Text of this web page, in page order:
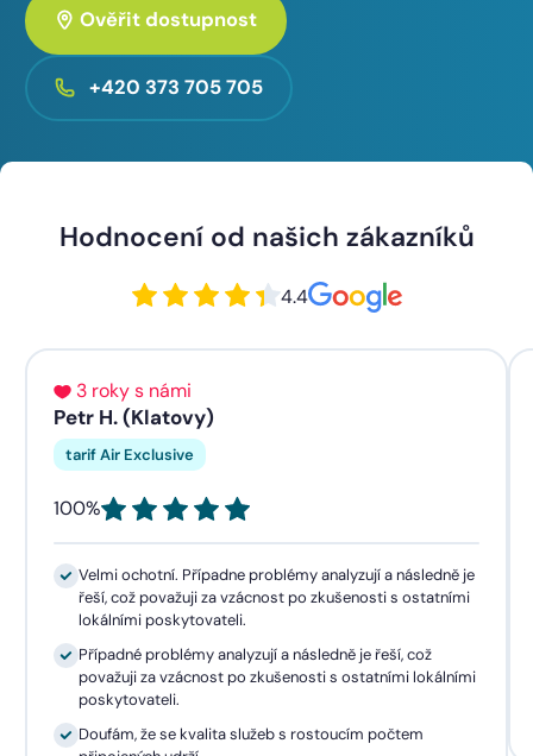
Ověřit dostupnost
+420 373 705 705
Hodnocení od našich zákazníků
4.4
3 roky s námi
Petr H. (Klatovy)
tarif Air Exclusive
100%
Velmi ochotní. Případne problémy analyzují a následně je
řeší, což považuji za vzácnost po zkušenosti s ostatními
lokálními poskytovateli.
Případné problémy analyzují a následně je řeší, což
považuji za vzácnost po zkušenosti s ostatními lokálními
poskytovateli.
Doufám, že se kvalita služeb s rostoucím počtem